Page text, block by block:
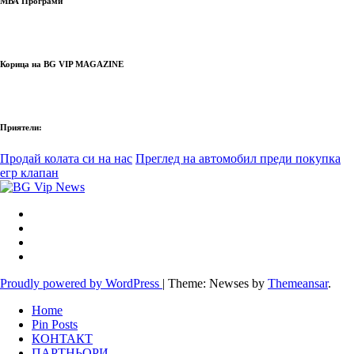
Корица на BG VIP MAGAZINE
Приятели:
Продай колата си на нас Преглед на автомобил преди покупка
егр клапан
Proudly powered by WordPress | Theme: Newses by Themeansar.
Home
Pin Posts
КОНТАКТ